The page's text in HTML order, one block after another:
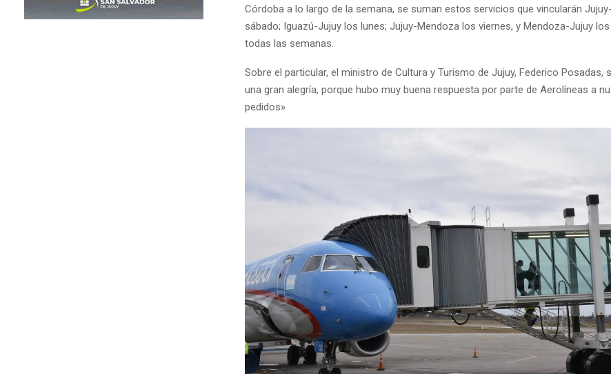
Córdoba a lo largo de la semana, se suman estos servicios que vincularán
sábado; Iguazú-Jujuy los lunes; Jujuy-Mendoza los viernes, y Mendoza-Jujuy
todas las semanas.
Sobre el particular, el ministro de Cultura y Turismo de Jujuy, Federico Posadas,
una gran alegría, porque hubo muy buena respuesta por parte de Aerolíneas a
pedidos»